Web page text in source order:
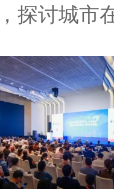
探讨城市